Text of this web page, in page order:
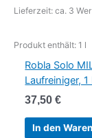
Lieferzeit: ca. 3
Produkt enthält: 1 l
Robla Solo
Laufreiniger, 1
37,50€
In den